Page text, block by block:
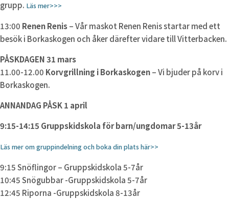
grupp. Läs mer>>>
13:00 Renen Renis– Vår maskot Renen Renis startar med ett
besök i Borkaskogen och åker därefter vidare till Vitterbacken.
PÅSKDAGEN 31 mars
11.00-12.00 Korvgrillning i Borkaskogen– Vi bjuder på korv i
Borkaskogen.
ANNANDAG PÅSK 1 april
9:15-14:15 Gruppskidskola för barn/ungdomar 5-13år
Läs mer om gruppindelning och boka din plats här>>
9:15 Snöflingor – Gruppskidskola 5-7år
10:45 Snögubbar -Gruppskidskola 5-7år
12:45 Riporna -Gruppskidskola 8-13år